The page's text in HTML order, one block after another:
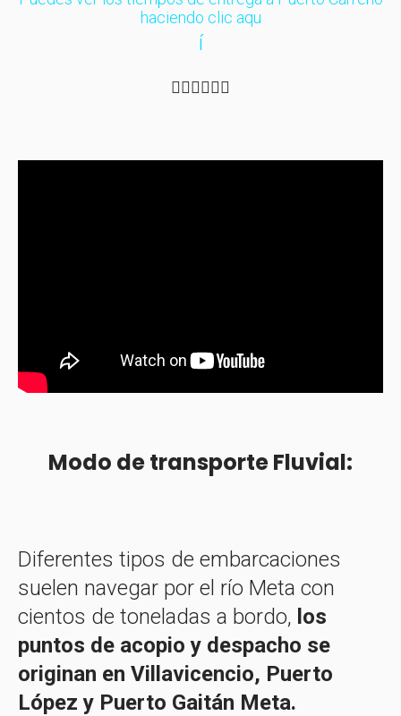
haciendo clic aqu
í
☝🏼☝🏼☝🏼
Modo de transporte Fluvial:
Diferentes tipos de embarcaciones
suelen navegar por el río Meta con
cientos de toneladas a bordo, los
puntos de acopio y despacho se
originan en Villavicencio, Puerto
López y Puerto Gaitán Meta.